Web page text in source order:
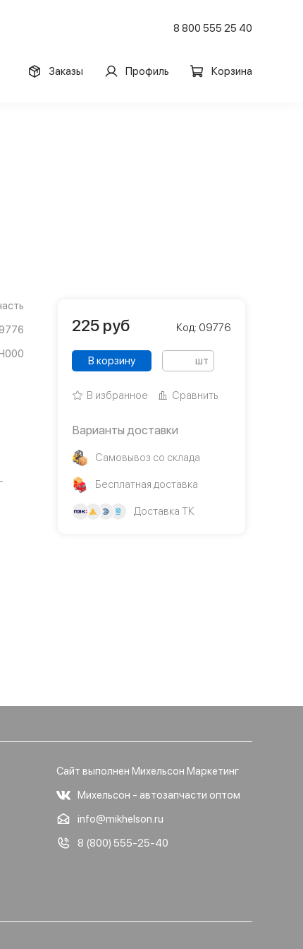
8 800 555 25 40
Заказы Профиль Корзина
225 руб Код: 09776
В корзину шт
В избранное Сравнить
Варианты доставки
Самовывоз со склада
Бесплатная доставка
Доставка ТК
Сайт выполнен Михельсон Маркетинг
Михельсон - автозапчасти оптом
info@mikhelson.ru
8 (800) 555-25-40